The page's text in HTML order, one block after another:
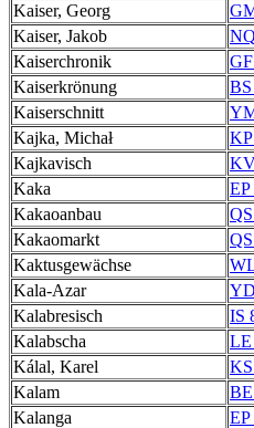
Kaiser, Georg
Kaiser, Jakob
Kaiserchronik
Kaiserkrönung
Kaiserschnitt
Kajka, Michał
Kajkavisch
Kaka
EP
Kakaoanbau
Kakaomarkt
Kaktusgewächse
Kala-Azar
Kalabresisch
IS
Kalabscha
LE
Kálal, Karel
Kalam
BE
Kalanga
EP